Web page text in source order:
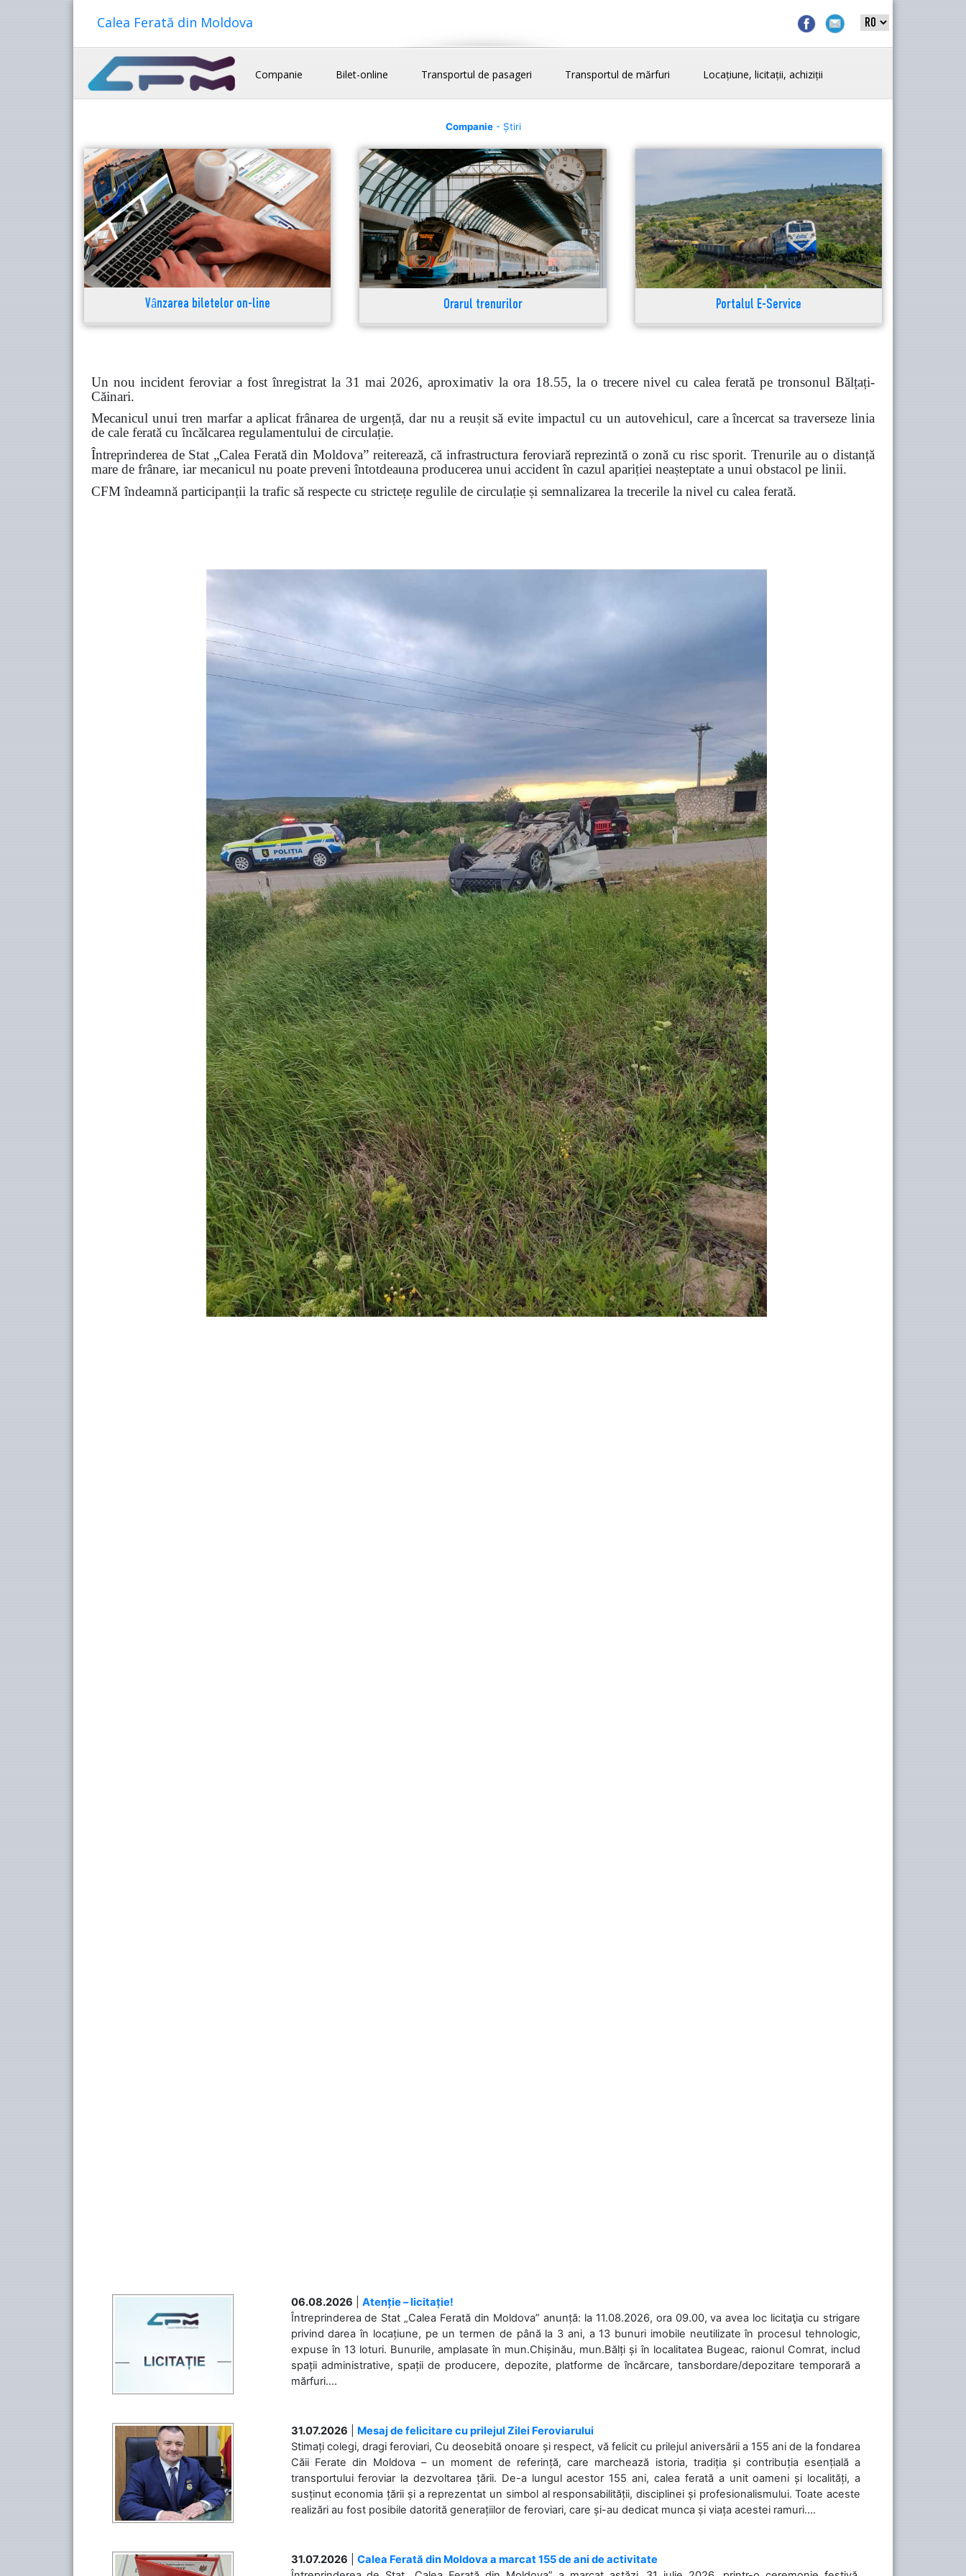
Calea Ferată din Moldova
Companie Bilet-online Transportul de pasageri Transportul de mărfuri Locațiune, licitații, achiziții
Companie- Știri
Vânzarea biletelor on-line Orarul trenurilor Portalul E-Service
Un nou incident feroviar a fost înregistrat la 31 mai 2026, aproximativ la ora 18.55, la o trecere nivel cu calea ferată pe tronsonul Bălțați-
Căinari.
Mecanicul unui tren marfar a aplicat frânarea de urgență, dar nu a reușit să evite impactul cu un autovehicul, care a încercat sa traverseze linia
de cale ferată cu încălcarea regulamentului de circulație.
Întreprinderea de Stat „Calea Ferată din Moldova” reiterează, că infrastructura feroviară reprezintă o zonă cu risc sporit. Trenurile au o distanță
mare de frânare, iar mecanicul nu poate preveni întotdeauna producerea unui accident în cazul apariției neașteptate a unui obstacol pe linii.
CFM îndeamnă participanții la trafic să respecte cu strictețe regulile de circulație și semnalizarea la trecerile la nivel cu calea ferată.
06.08.2026
Atenție – licitație!
Întreprinderea de Stat „Calea Ferată din Moldova” anunță: la 11.08.2026, ora 09.00, va avea loc licitaţia cu strigare
privind darea în locațiune, pe un termen de până la 3 ani, a 13 bunuri imobile neutilizate în procesul tehnologic,
expuse în 13 loturi. Bunurile, amplasate în mun.Chișinău, mun.Bălți și în localitatea Bugeac, raionul Comrat, includ
spații administrative, spații de producere, depozite, platforme de încărcare, tansbordare/depozitare temporară a
mărfuri....
31.07.2026
Mesaj de felicitare cu prilejul Zilei Feroviarului
Stimați colegi, dragi feroviari, Cu deosebită onoare și respect, vă felicit cu prilejul aniversării a 155 ani de la fondarea
Căii Ferate din Moldova – un moment de referință, care marchează istoria, tradiția și contribuția esențială a
transportului feroviar la dezvoltarea țării. De-a lungul acestor 155 ani, calea ferată a unit oameni și localități, a
susținut economia țării și a reprezentat un simbol al responsabilității, disciplinei și profesionalismului. Toate aceste
realizări au fost posibile datorită generațiilor de feroviari, care și-au dedicat munca și viața acestei ramuri....
31.07.2026
Calea Ferată din Moldova a marcat 155 de ani de activitate